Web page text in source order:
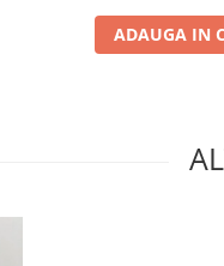
ADAUGA IN